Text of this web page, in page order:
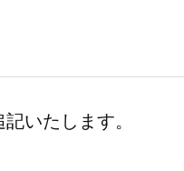
いたします。